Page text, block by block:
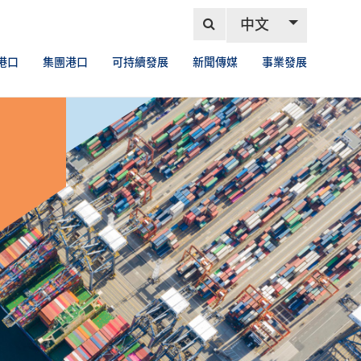
中文
口 集團港口 可持續發展 新聞傳媒 事業發展